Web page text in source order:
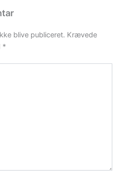
blive publiceret. Krævede
*